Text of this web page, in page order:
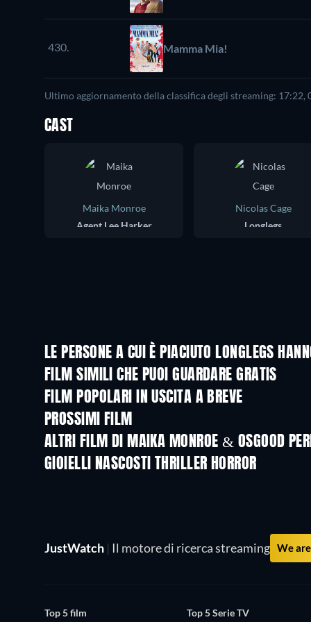
430. Mamma Mia!
Ultimo aggiornamento della classifica degli streaming: 17:22,
CAST
Maika Monroe
Agent Lee Harker
Nicolas Cage
Longlegs
LE PERSONE A CUI È PIACIUTO LONGLEGS
FILM SIMILI CHE PUOI GUARDARE GRATIS
FILM POPOLARI IN USCITA A BREVE
PROSSIMI FILM
ALTRI FILM DI MAIKA MONROE & OSGOOD
GIOIELLI NASCOSTI THRILLER HORROR
JustWatch | Il motore di ricerca streaming We
Top 5 film Top 5 Serie TV